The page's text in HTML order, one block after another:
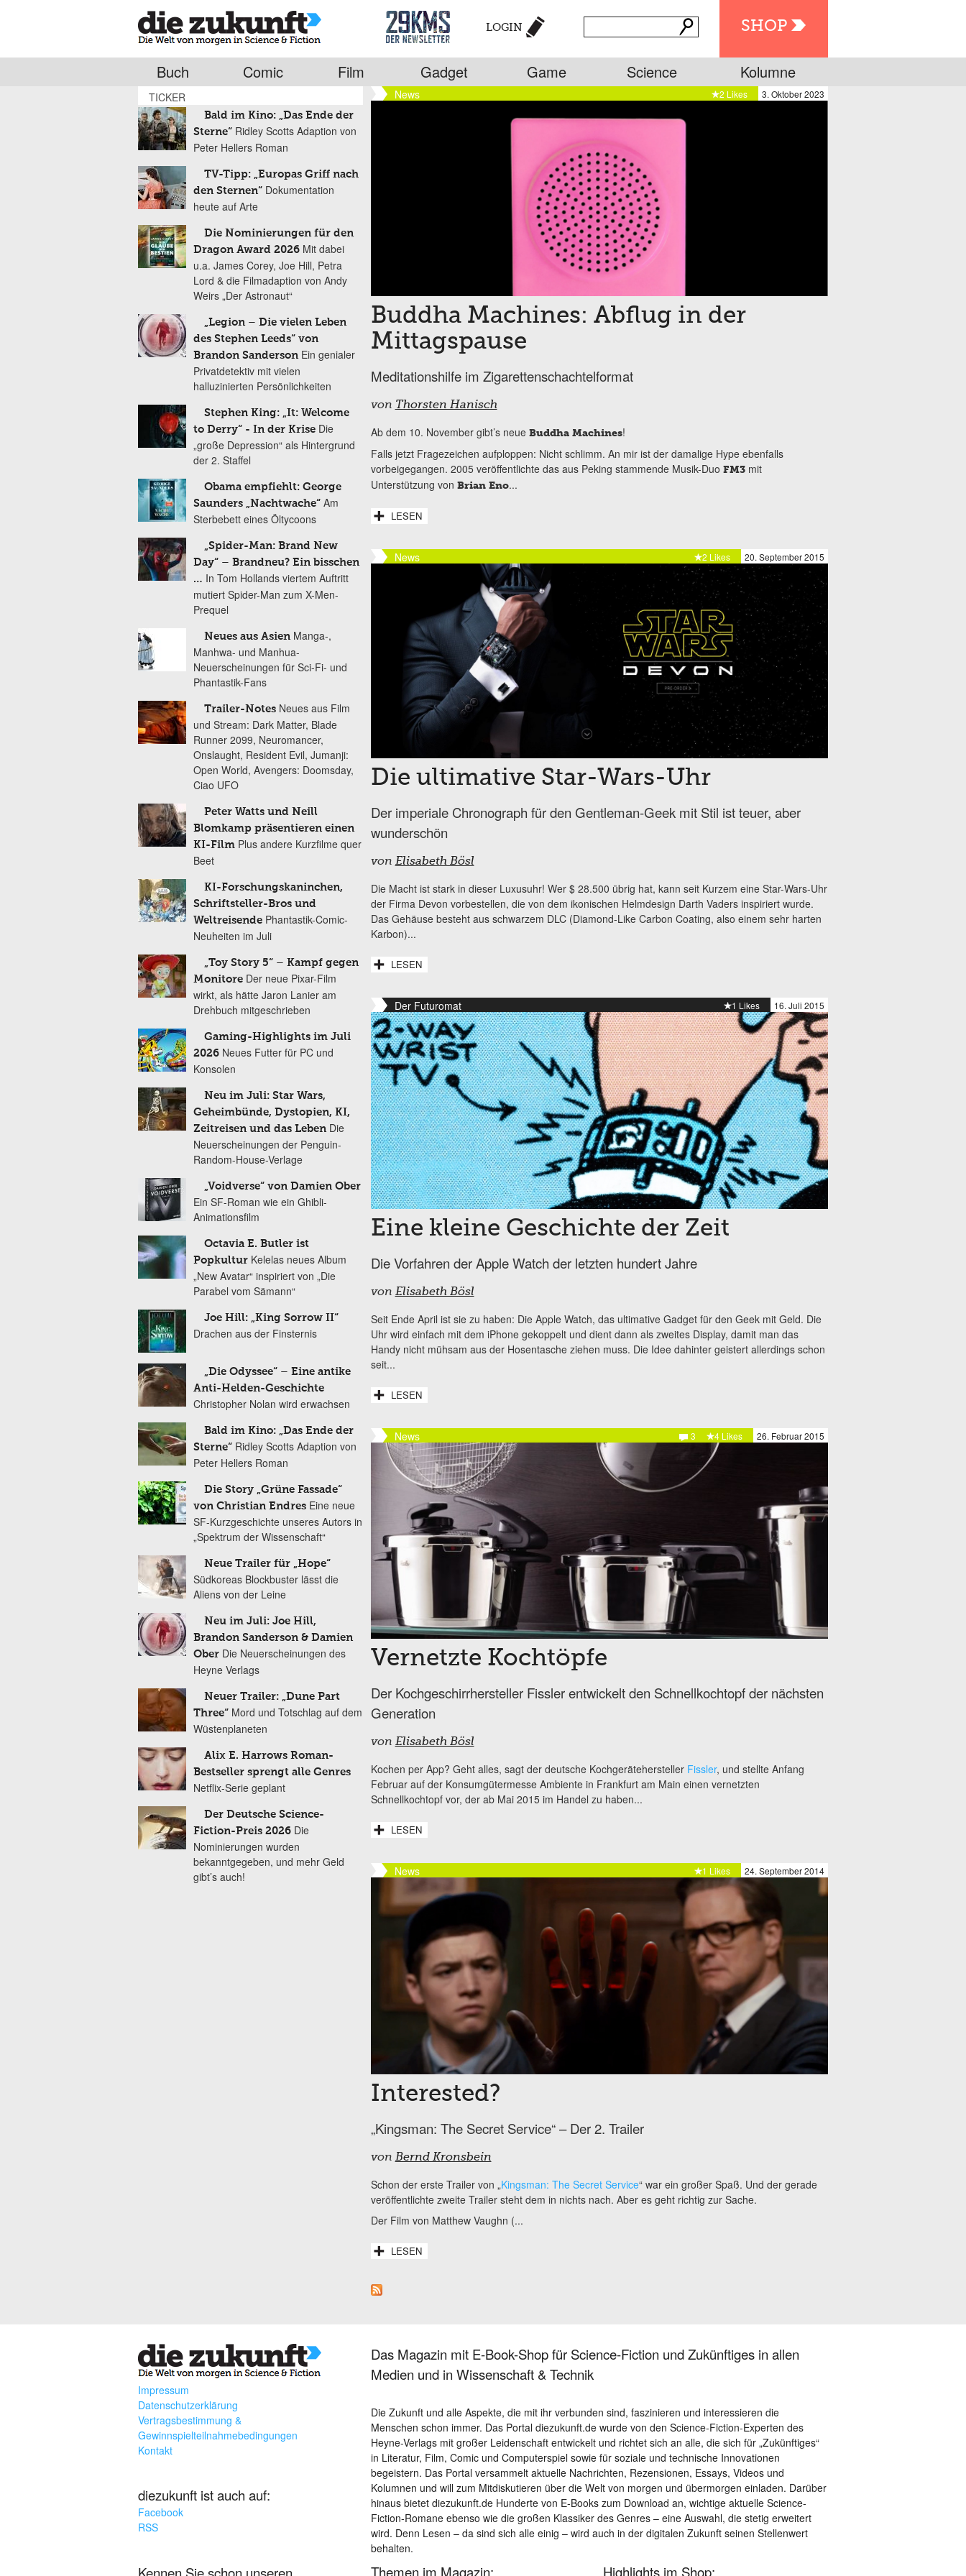
SHOP
LOGIN
Buch Comic Film Gadget Game Science Kolumne
News 3. Oktober 2023
2 Likes
Buddha Machines: Abflug in der
Mittagspause
Meditationshilfe im Zigarettenschachtelformat
von Thorsten Hanisch
Ab dem 10. November gibt’s neue Buddha Machines!
Falls jetzt Fragezeichen aufploppen: Nicht schlimm. An mir ist der damalige Hype ebenfalls
vorbeigegangen. 2005 veröffentlichte das aus Peking stammende Musik-Duo FM3mit
Unterstützung von Brian Eno...
LESEN
News 20. September 2015
2 Likes
Die ultimative Star-Wars-Uhr
Der imperiale Chronograph für den Gentleman-Geek mit Stil ist teuer, aber
wunderschön
von Elisabeth Bösl
Die Macht ist stark in dieser Luxusuhr! Wer $ 28.500 übrig hat, kann seit Kurzem eine Star-Wars-Uhr
der Firma Devon vorbestellen, die von dem ikonischen Helmdesign Darth Vaders inspiriert wurde.
Das Gehäuse besteht aus schwarzem DLC (Diamond-Like Carbon Coating, also einem sehr harten
Karbon)...
LESEN
Der Futuromat 16. Juli 2015
1 Likes
Eine kleine Geschichte der Zeit
Die Vorfahren der Apple Watch der letzten hundert Jahre
von Elisabeth Bösl
Seit Ende April ist sie zu haben: Die Apple Watch, das ultimative Gadget für den Geek mit Geld. Die
Uhr wird einfach mit dem iPhone gekoppelt und dient dann als zweites Display, damit man das
Handy nicht mühsam aus der Hosentasche ziehen muss. Die Idee dahinter geistert allerdings schon
seit...
LESEN
News 26. Februar 2015
4 Likes
3
Vernetzte Kochtöpfe
Der Kochgeschirrhersteller Fissler entwickelt den Schnellkochtopf der nächsten
Generation
von Elisabeth Bösl
Kochen per App? Geht alles, sagt der deutsche Kochgerätehersteller Fissler, und stellte Anfang
Februar auf der Konsumgütermesse Ambiente in Frankfurt am Main einen vernetzten
Schnellkochtopf vor, der ab Mai 2015 im Handel zu haben...
LESEN
News 24. September 2014
1 Likes
Interested?
„Kingsman: The Secret Service“ – Der 2. Trailer
von Bernd Kronsbein
Schon der erste Trailer von „Kingsman: The Secret Service“ war ein großer Spaß. Und der gerade
veröffentlichte zweite Trailer steht dem in nichts nach. Aber es geht richtig zur Sache.
Der Film von Matthew Vaughn (...
LESEN
TICKER
Bald im Kino: „Das Ende der
Sterne“ Ridley Scotts Adaption von
Peter Hellers Roman
TV-Tipp: „Europas Griff nach
den Sternen“ Dokumentation
heute auf Arte
Die Nominierungen für den
Dragon Award 2026 Mit dabei
u.a. James Corey, Joe Hill, Petra
Lord & die Filmadaption von Andy
Weirs „Der Astronaut“
„Legion – Die vielen Leben
des Stephen Leeds“ von
Brandon Sanderson Ein genialer
Privatdetektiv mit vielen
halluzinierten Persönlichkeiten
Stephen King: „It: Welcome
to Derry“ - In der Krise Die
„große Depression“ als Hintergrund
der 2. Staffel
Obama empfiehlt: George
Saunders „Nachtwache“ Am
Sterbebett eines Öltycoons
„Spider-Man: Brand New
Day“ – Brandneu? Ein bisschen
… In Tom Hollands viertem Auftritt
mutiert Spider-Man zum X-Men-
Prequel
Neues aus Asien Manga-,
Manhwa- und Manhua-
Neuerscheinungen für Sci-Fi- und
Phantastik-Fans
Trailer-Notes Neues aus Film
und Stream: Dark Matter, Blade
Runner 2099, Neuromancer,
Onslaught, Resident Evil, Jumanji:
Open World, Avengers: Doomsday,
Ciao UFO
Peter Watts und Neill
Blomkamp präsentieren einen
KI-Film Plus andere Kurzfilme quer
Beet
KI-Forschungskaninchen,
Schriftsteller-Bros und
Weltreisende Phantastik-Comic-
Neuheiten im Juli
„Toy Story 5“ – Kampf gegen
Monitore Der neue Pixar-Film
wirkt, als hätte Jaron Lanier am
Drehbuch mitgeschrieben
Gaming-Highlights im Juli
2026 Neues Futter für PC und
Konsolen
Neu im Juli: Star Wars,
Geheimbünde, Dystopien, KI,
Zeitreisen und das Leben Die
Neuerscheinungen der Penguin-
Random-House-Verlage
„Voidverse“ von Damien Ober
Ein SF-Roman wie ein Ghibli-
Animationsfilm
Octavia E. Butler ist
Popkultur Kelelas neues Album
„New Avatar“ inspiriert von „Die
Parabel vom Sämann“
Joe Hill: „King Sorrow II“
Drachen aus der Finsternis
„Die Odyssee“ – Eine antike
Anti-Helden-Geschichte
Christopher Nolan wird erwachsen
Bald im Kino: „Das Ende der
Sterne“ Ridley Scotts Adaption von
Peter Hellers Roman
Die Story „Grüne Fassade“
von Christian Endres Eine neue
SF-Kurzgeschichte unseres Autors in
„Spektrum der Wissenschaft“
Neue Trailer für „Hope“
Südkoreas Blockbuster lässt die
Aliens von der Leine
Neu im Juli: Joe Hill,
Brandon Sanderson & Damien
Ober Die Neuerscheinungen des
Heyne Verlags
Neuer Trailer: „Dune Part
Three“ Mord und Totschlag auf dem
Wüstenplaneten
Alix E. Harrows Roman-
Bestseller sprengt alle Genres
Netflix-Serie geplant
Der Deutsche Science-
Fiction-Preis 2026 Die
Nominierungen wurden
bekanntgegeben, und mehr Geld
gibt’s auch!
Impressum
Datenschutzerklärung
Vertragsbestimmung &
Gewinnspielteilnahmebedingungen
Kontakt
diezukunft ist auch auf:
Facebook
RSS
Das Magazin mit E-Book-Shop für Science-Fiction und Zukünftiges in allen
Medien und in Wissenschaft & Technik
Die Zukunft und alle Aspekte, die mit ihr verbunden sind, faszinieren und interessieren die
Menschen schon immer. Das Portal diezukunft.de wurde von den Science-Fiction-Experten des
Heyne-Verlags mit großer Leidenschaft entwickelt und richtet sich an alle, die sich für „Zukünftiges“
in Literatur, Film, Comic und Computerspiel sowie für soziale und technische Innovationen
begeistern. Das Portal versammelt aktuelle Nachrichten, Rezensionen, Essays, Videos und
Kolumnen und will zum Mitdiskutieren über die Welt von morgen und übermorgen einladen. Darüber
hinaus bietet diezukunft.de Hunderte von E-Books zum Download an, wichtige aktuelle Science-
Fiction-Romane ebenso wie die großen Klassiker des Genres – eine Auswahl, die stetig erweitert
wird. Denn Lesen – da sind sich alle einig – wird auch in der digitalen Zukunft seinen Stellenwert
behalten.
Themen im Magazin: Highlights im Shop: